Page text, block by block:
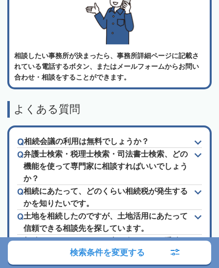
相談したい事務所が決まったら、事務所詳細ページに記載さ
れている電話するボタン、またはメールフォームからお問い
合わせ・相談をすることができます。
よくある質問
相続会議の利用は無料でしょうか？
弁護士検索・税理士検索・司法書士検索、どの
機能を使って専門家に相談すればいいでしょう
か？
相続にあたって、どのくらい相続税が発生する
かを知りたいです。
土地を相続したのですが、土地活用にあたって
信頼できる相談先を探しています。
相続についてわからない事が多いため、手続き
や相談先、法律など色々知りたいです。
「ランキング」や「口コミ」「おすすめ」って
検索条件を変更する